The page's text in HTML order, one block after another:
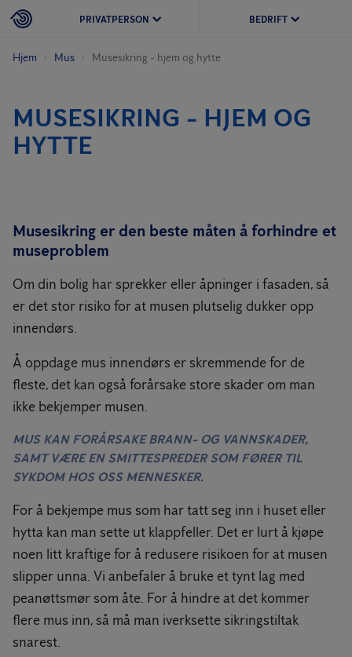
PRIVATPERSON BEDRIFT
Hjem Mus Musesikring - hjem og hytte
MUSESIKRING - HJEM OG
HYTTE
Musesikring er den beste måten å forhindre et
museproblem
Om din bolig har sprekker eller åpninger i fasaden, så
er det stor risiko for at musen plutselig dukker opp
innendørs.
Å oppdage mus innendørs er skremmende for de
fleste, det kan også forårsake store skader om man
ikke bekjemper musen.
MUS KAN FORÅRSAKE BRANN- OG VANNSKADER,
SAMT VÆRE EN SMITTESPREDER SOM FØRER TIL
SYKDOM HOS OSS MENNESKER.
For å bekjempe mus som har tatt seg inn i huset eller
hytta kan man sette ut klappfeller. Det er lurt å kjøpe
noen litt kraftige for å redusere risikoen for at musen
slipper unna. Vi anbefaler å bruke et tynt lag med
peanøttsmør som åte. For å hindre at det kommer
flere mus inn, så må man iverksette sikringstiltak
snarest.